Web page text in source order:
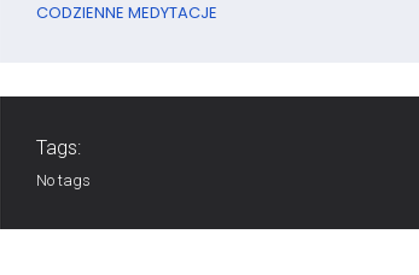
CODZIENNE MEDYTACJE
Tags:
No tags